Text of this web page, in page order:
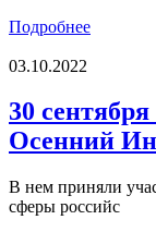
Подробнее
03.10.2022
30 сентября
Осенний
В нем приняли
сферы российс